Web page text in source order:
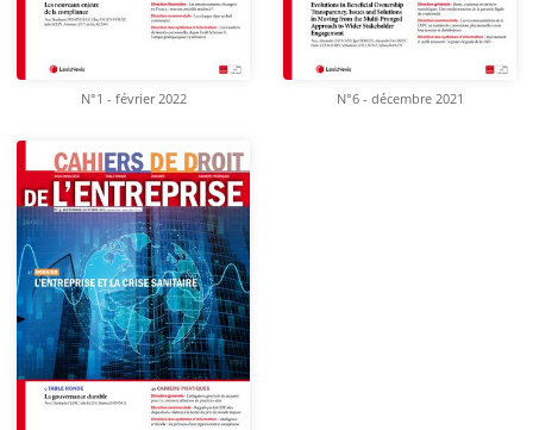
N°1 - février 2022 N°6 - décembre 2021